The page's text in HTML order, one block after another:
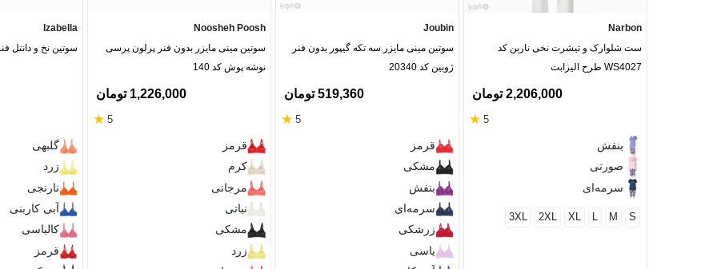
Narbon
ست شلوارک و تیشرت نخی ناربن کد
WS4027 طرح الیزابت
2,206,000 تومان
5
★
بنفش
صورتی
سرمه‌ای
S
M
L
XL
2XL
3XL
Joubin
سوتین مینی مایزر سه تکه گیپور بدون فنر
ژوبین کد 20340
519,360 تومان
5
★
قرمز
مشکی
بنفش
سرمه‌ای
زرشکی
یاسی
Noosheh Poosh
سوتین مینی مایزر بدون فنر پرلون پرسی
نوشه پوش کد 140
1,226,000 تومان
5
★
قرمز
کرم
مرجانی
نباتی
مشکی
زرد
Izabella
سوتین نخ و دانتل
گلبهی
زرد
نارنجی
آبی کاربنی
کالباسی
قرمز